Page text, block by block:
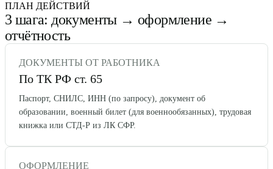
ПЛАН ДЕЙСТВИЙ
3 шага: документы → оформление →
отчётность
ДОКУМЕНТЫ ОТ РАБОТНИКА
По ТК РФ ст. 65
Паспорт, СНИЛС, ИНН (по запросу), документ об
образовании, военный билет (для военнообязанных), трудовая
книжка или СТД-Р из ЛК СФР.
ОФОРМЛЕНИЕ